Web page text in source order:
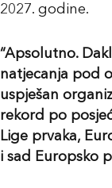
2027. godine.
“Apsolutno.
natjecanja pod
uspješan
rekord po
Lige prvaka,
i sad Europsko